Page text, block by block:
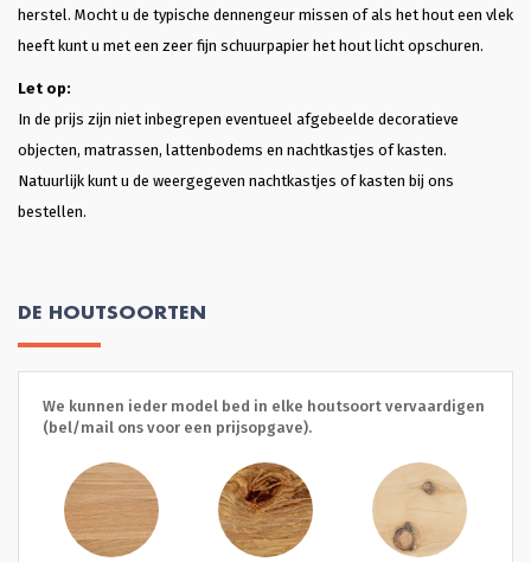
herstel. Mocht u de typische dennengeur missen of als het hout een vlek
heeft kunt u met een zeer fijn schuurpapier het hout licht opschuren.
Let op:
In de prijs zijn niet inbegrepen eventueel afgebeelde decoratieve
objecten, matrassen, lattenbodems en nachtkastjes of kasten.
Natuurlijk kunt u de weergegeven nachtkastjes of kasten bij ons
bestellen.
DE HOUTSOORTEN
We kunnen ieder model bed in elke houtsoort vervaardigen
(bel/mail ons voor een prijsopgave).